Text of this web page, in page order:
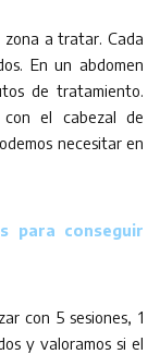
a tratar. Cada
En un abdomen
de tratamiento.
con el cabezal de
necesitar en
para conseguir
con 5 sesiones, 1
y valoramos si el